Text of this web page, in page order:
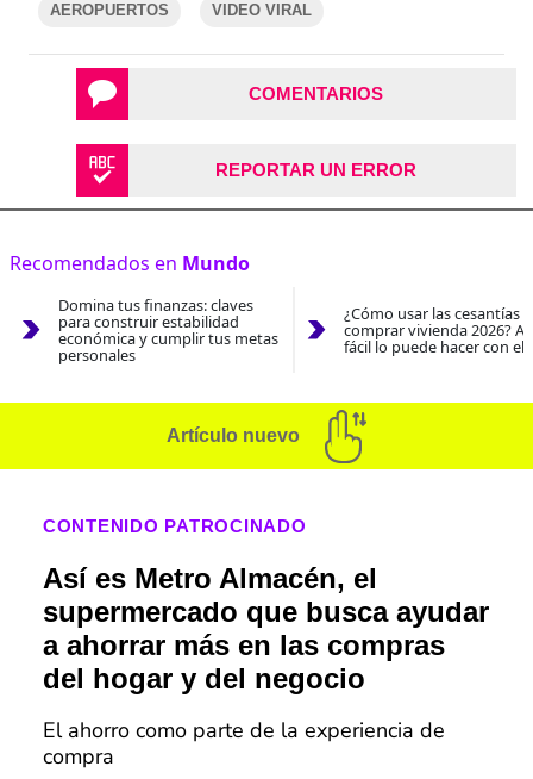
AEROPUERTOS VIDEO VIRAL
COMENTARIOS
REPORTAR UN ERROR
Recomendados en Mundo
Domina tus finanzas: claves
para construir estabilidad
económica y cumplir tus metas
personales
¿Cómo usar las cesantías
comprar vivienda 2026?
fácil lo puede hacer con el
Artículo nuevo
CONTENIDO PATROCINADO
Así es Metro Almacén, el
supermercado que busca ayudar
a ahorrar más en las compras
del hogar y del negocio
El ahorro como parte de la experiencia de
compra